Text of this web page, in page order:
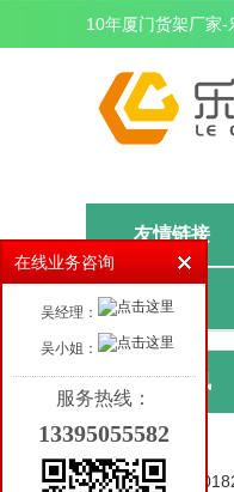
10年厦门货架厂家
友情链接
友情链接
相关资讯
阁楼货架
闽ICP备
在线业务咨询
吴经理：
吴小姐：
服务热线：
13395055582